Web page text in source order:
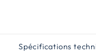
Spécifications